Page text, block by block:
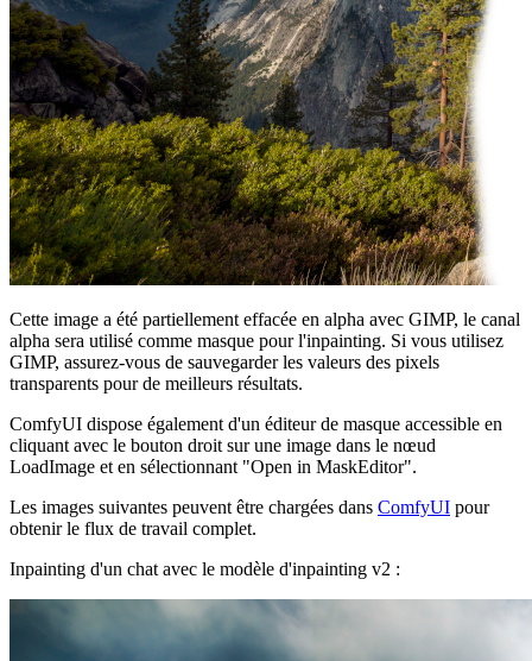
Cette image a été partiellement effacée en alpha avec GIMP, le canal
alpha sera utilisé comme masque pour l'inpainting. Si vous utilisez
GIMP, assurez-vous de sauvegarder les valeurs des pixels
transparents pour de meilleurs résultats.
ComfyUI dispose également d'un éditeur de masque accessible en
cliquant avec le bouton droit sur une image dans le nœud
LoadImage et en sélectionnant "Open in MaskEditor".
Les images suivantes peuvent être chargées dans ComfyUI pour
obtenir le flux de travail complet.
Inpainting d'un chat avec le modèle d'inpainting v2 :